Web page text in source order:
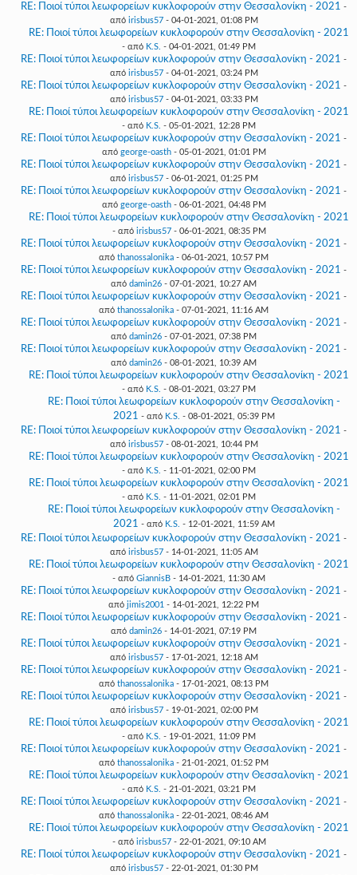
RE: Ποιοί τύποι λεωφορείων κυκλοφορούν στην Θεσσαλονίκη - 2021 -
από irisbus57- 04-01-2021, 01:08 PM
RE: Ποιοί τύποι λεωφορείων κυκλοφορούν στην Θεσσαλονίκη - 2021
- από K.S. - 04-01-2021, 01:49 PM
RE: Ποιοί τύποι λεωφορείων κυκλοφορούν στην Θεσσαλονίκη - 2021 -
από irisbus57- 04-01-2021, 03:24 PM
RE: Ποιοί τύποι λεωφορείων κυκλοφορούν στην Θεσσαλονίκη - 2021 -
από irisbus57- 04-01-2021, 03:33 PM
RE: Ποιοί τύποι λεωφορείων κυκλοφορούν στην Θεσσαλονίκη - 2021
- από K.S. - 05-01-2021, 12:28 PM
RE: Ποιοί τύποι λεωφορείων κυκλοφορούν στην Θεσσαλονίκη - 2021 -
από george-oasth- 05-01-2021, 01:01 PM
RE: Ποιοί τύποι λεωφορείων κυκλοφορούν στην Θεσσαλονίκη - 2021 -
από irisbus57- 06-01-2021, 01:25 PM
RE: Ποιοί τύποι λεωφορείων κυκλοφορούν στην Θεσσαλονίκη - 2021 -
από george-oasth- 06-01-2021, 04:48 PM
RE: Ποιοί τύποι λεωφορείων κυκλοφορούν στην Θεσσαλονίκη - 2021
- από irisbus57- 06-01-2021, 08:35 PM
RE: Ποιοί τύποι λεωφορείων κυκλοφορούν στην Θεσσαλονίκη - 2021 -
από thanossalonika - 06-01-2021, 10:57 PM
RE: Ποιοί τύποι λεωφορείων κυκλοφορούν στην Θεσσαλονίκη - 2021 -
από damin26 - 07-01-2021, 10:27 AM
RE: Ποιοί τύποι λεωφορείων κυκλοφορούν στην Θεσσαλονίκη - 2021 -
από thanossalonika - 07-01-2021, 11:16 AM
RE: Ποιοί τύποι λεωφορείων κυκλοφορούν στην Θεσσαλονίκη - 2021 -
από damin26 - 07-01-2021, 07:38 PM
RE: Ποιοί τύποι λεωφορείων κυκλοφορούν στην Θεσσαλονίκη - 2021 -
από damin26 - 08-01-2021, 10:39 AM
RE: Ποιοί τύποι λεωφορείων κυκλοφορούν στην Θεσσαλονίκη - 2021
- από K.S. - 08-01-2021, 03:27 PM
RE: Ποιοί τύποι λεωφορείων κυκλοφορούν στην Θεσσαλονίκη -
2021 - από K.S. - 08-01-2021, 05:39 PM
RE: Ποιοί τύποι λεωφορείων κυκλοφορούν στην Θεσσαλονίκη - 2021 -
από irisbus57- 08-01-2021, 10:44 PM
RE: Ποιοί τύποι λεωφορείων κυκλοφορούν στην Θεσσαλονίκη - 2021
- από K.S. - 11-01-2021, 02:00 PM
RE: Ποιοί τύποι λεωφορείων κυκλοφορούν στην Θεσσαλονίκη - 2021
- από K.S. - 11-01-2021, 02:01 PM
RE: Ποιοί τύποι λεωφορείων κυκλοφορούν στην Θεσσαλονίκη -
2021 - από K.S. - 12-01-2021, 11:59 AM
RE: Ποιοί τύποι λεωφορείων κυκλοφορούν στην Θεσσαλονίκη - 2021 -
από irisbus57- 14-01-2021, 11:05 AM
RE: Ποιοί τύποι λεωφορείων κυκλοφορούν στην Θεσσαλονίκη - 2021
- από GiannisB - 14-01-2021, 11:30 AM
RE: Ποιοί τύποι λεωφορείων κυκλοφορούν στην Θεσσαλονίκη - 2021 -
από jimis2001 - 14-01-2021, 12:22 PM
RE: Ποιοί τύποι λεωφορείων κυκλοφορούν στην Θεσσαλονίκη - 2021 -
από damin26 - 14-01-2021, 07:19 PM
RE: Ποιοί τύποι λεωφορείων κυκλοφορούν στην Θεσσαλονίκη - 2021 -
από irisbus57- 17-01-2021, 12:18 AM
RE: Ποιοί τύποι λεωφορείων κυκλοφορούν στην Θεσσαλονίκη - 2021 -
από thanossalonika - 17-01-2021, 08:13 PM
RE: Ποιοί τύποι λεωφορείων κυκλοφορούν στην Θεσσαλονίκη - 2021 -
από irisbus57- 19-01-2021, 02:00 PM
RE: Ποιοί τύποι λεωφορείων κυκλοφορούν στην Θεσσαλονίκη - 2021
- από K.S. - 19-01-2021, 11:09 PM
RE: Ποιοί τύποι λεωφορείων κυκλοφορούν στην Θεσσαλονίκη - 2021 -
από thanossalonika - 21-01-2021, 01:52 PM
RE: Ποιοί τύποι λεωφορείων κυκλοφορούν στην Θεσσαλονίκη - 2021
- από K.S. - 21-01-2021, 03:21 PM
RE: Ποιοί τύποι λεωφορείων κυκλοφορούν στην Θεσσαλονίκη - 2021 -
από thanossalonika - 22-01-2021, 08:46 AM
RE: Ποιοί τύποι λεωφορείων κυκλοφορούν στην Θεσσαλονίκη - 2021
- από irisbus57- 22-01-2021, 09:10 AM
RE: Ποιοί τύποι λεωφορείων κυκλοφορούν στην Θεσσαλονίκη - 2021 -
από irisbus57- 22-01-2021, 01:30 PM